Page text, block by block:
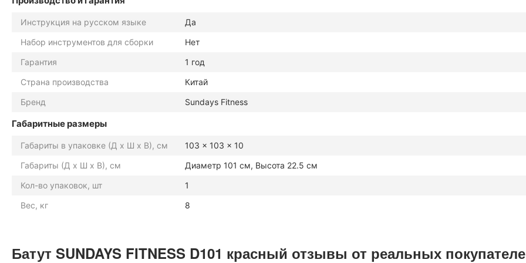
Инструкция на русском языке
Да
Набор инструментов для сборки
Нет
Гарантия
1 год
Страна производства
Китай
Бренд
Sundays Fitness
Габаритные размеры
Габариты в упаковке (Д х Ш х В), см
103 x 103 x 10
Габариты (Д х Ш х В), см
Диаметр 101 см, Высота 22.5 см
Кол-во упаковок, шт
1
Вес, кг
8
Батут SUNDAYS FITNESS D101 красный отзывы от реальных